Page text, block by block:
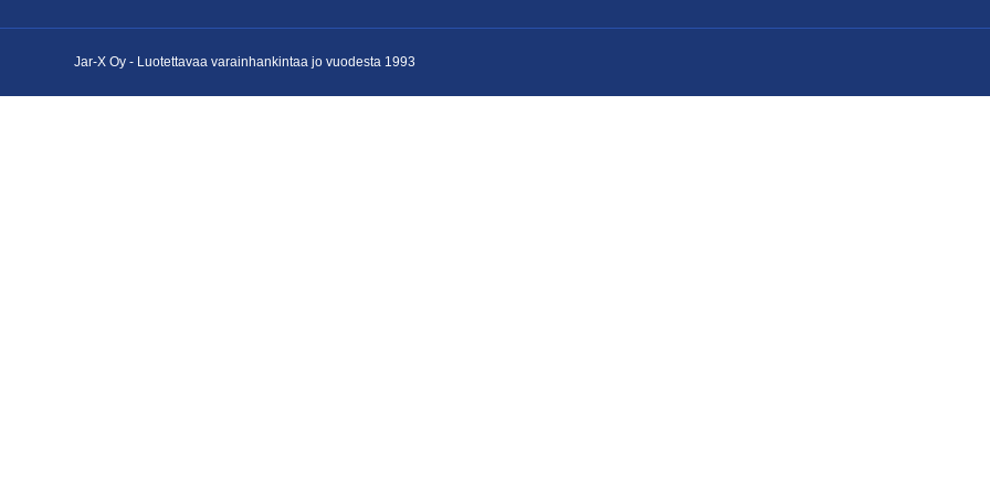
Jar-X Oy - Luotettavaa varainhankintaa jo vuodesta 1993